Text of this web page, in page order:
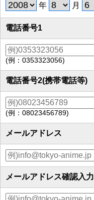
年 月
電話番号1
(例：0353323056)
電話番号2(携帯電話等)
(例：08023456789)
メールアドレス
メールアドレス確認入力